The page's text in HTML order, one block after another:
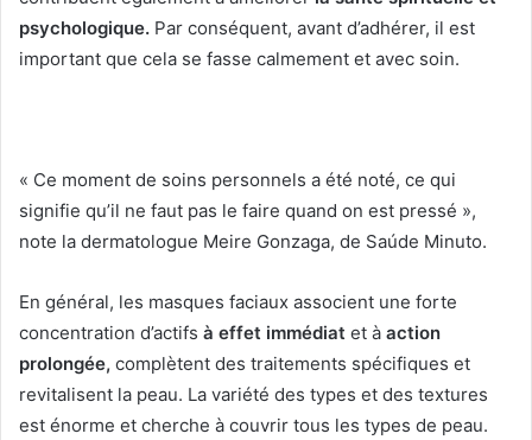
psychologique. Par conséquent, avant d’adhérer, il est
important que cela se fasse calmement et avec soin.
« Ce moment de soins personnels a été noté, ce qui
signifie qu’il ne faut pas le faire quand on est pressé »,
note la dermatologue Meire Gonzaga, de Saúde Minuto.
En général, les masques faciaux associent une forte
concentration d’actifs à effet immédiat et à action
prolongée, complètent des traitements spécifiques et
revitalisent la peau. La variété des types et des textures
est énorme et cherche à couvrir tous les types de peau.